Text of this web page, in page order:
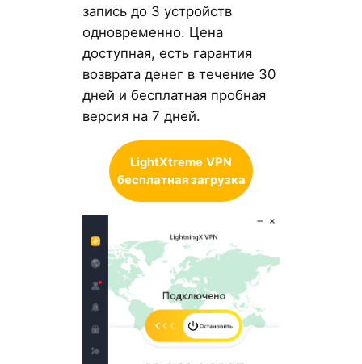
запись до 3 устройств
одновременно. Цена
доступная, есть гарантия
возврата денег в течение 30
дней и бесплатная пробная
версия на 7 дней.
LightXtreme VPN
бесплатная загрузка